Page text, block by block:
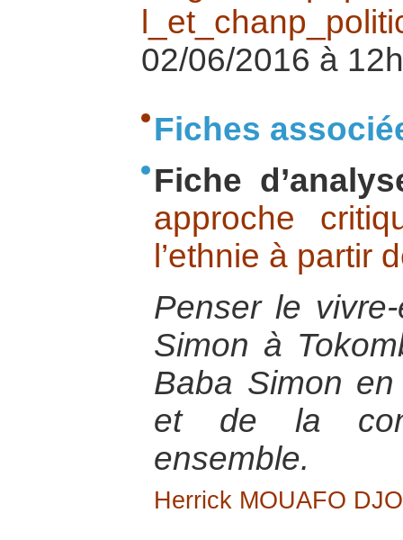
02/06/2016 à
Fiches
Fiche
approche
l’ethnie à partir
Penser le
Simon à
Baba Simon en
et de la
ensemble.
Herrick MOUAFO